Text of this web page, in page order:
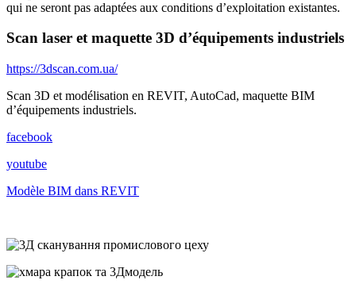
qui ne seront pas adaptées aux conditions d’exploitation existantes.
Scan laser et maquette 3D d’équipements industriels
https://3dscan.com.ua/
Scan 3D et modélisation en REVIT, AutoCad, maquette BIM
d’équipements industriels.
facebook
youtube
Modèle BIM dans REVIT